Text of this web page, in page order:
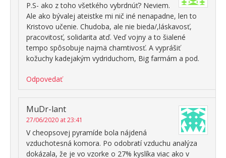
P.S- ako z toho všetkého vybrdnúť? Neviem.
Ale ako bývalej ateistke mi nič iné nenapadne, len to
Kristovo učenie. Chudoba, ale nie bieda/,láskavosť,
pracovitosť, solidarita atď. Veď vojny a to šialené
tempo spôsobuje najmä chamtivosť. A vyprášiť
kožuchy kadejakým vydriduchom, Big farmám a pod.
Odpovedať
MuDr-lant
27/06/2020 at 23:41
V cheopsovej pyramíde bola nájdená
vzduchotesná komora. Po odobratí vzduchu analýza
dokázala, že je vo vzorke o 27% kyslíka viac ako v